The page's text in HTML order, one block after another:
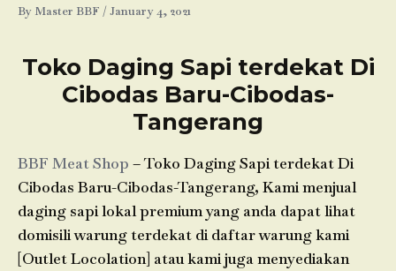
By Master BBF /January 4, 2021
Toko Daging Sapi terdekat Di
Cibodas Baru-Cibodas-
Tangerang
BBF Meat Shop – Toko Daging Sapi terdekat Di
Cibodas Baru-Cibodas-Tangerang, Kami menjual
daging sapi lokal premium yang anda dapat lihat
domisili warung terdekat di daftar warung kami
[Outlet Locolation] atau kami juga menyediakan